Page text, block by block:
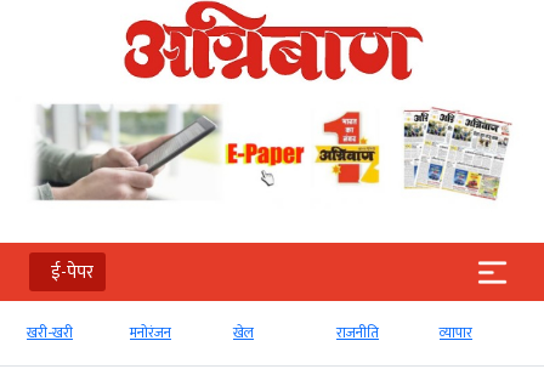
ई-पेपर
मनोरंजन खेल राजनीति व्‍यापार टेक्‍नोलॉजी